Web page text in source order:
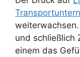
und schließlich
einem das